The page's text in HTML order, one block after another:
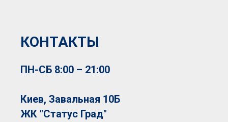
КОНТАКТЫ
ПН-СБ 8:00 – 21:00
Киев, Завальная 10Б
ЖК "Статус Град"